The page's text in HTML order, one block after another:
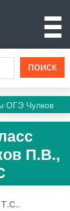
ОГЭ Чулков
П.В.,
Т.С..